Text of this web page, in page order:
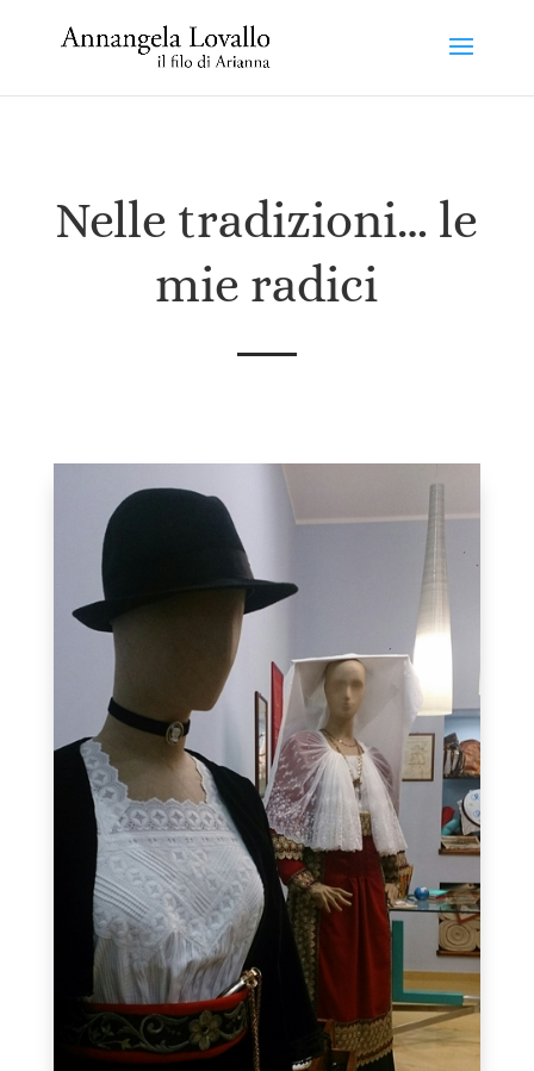
Nelle tradizioni… le
mie radici